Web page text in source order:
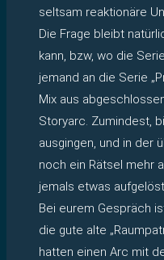
seltsam reaktionäre
Die Frage bleibt
kann, bzw, wo die
jemand an die Serie
Mix aus
Storyarc. Zumindest,
ausgingen, und in der
noch ein Rätsel mehr
jemals etwas
Bei eurem Gespräch
die gute alte
hatten einen Arc mit